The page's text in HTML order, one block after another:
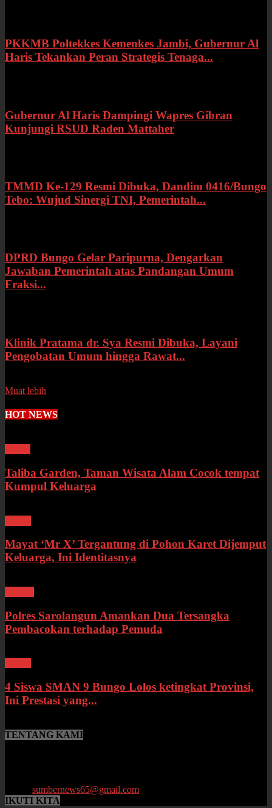
PKKMB Poltekkes Kemenkes Jambi, Gubernur Al
Haris Tekankan Peran Strategis Tenaga...
Gubernur Al Haris Dampingi Wapres Gibran
Kunjungi RSUD Raden Mattaher
TMMD Ke-129 Resmi Dibuka, Dandim 0416/Bungo
Tebo: Wujud Sinergi TNI, Pemerintah...
DPRD Bungo Gelar Paripurna, Dengarkan
Jawaban Pemerintah atas Pandangan Umum
Fraksi...
Klinik Pratama dr. Sya Resmi Dibuka, Layani
Pengobatan Umum hingga Rawat...
Muat lebih
HOT NEWS
Taliba Garden, Taman Wisata Alam Cocok tempat
Kumpul Keluarga
Mayat ‘Mr X’ Tergantung di Pohon Karet Dijemput
Keluarga, Ini Identitasnya
Polres Sarolangun Amankan Dua Tersangka
Pembacokan terhadap Pemuda
4 Siswa SMAN 9 Bungo Lolos ketingkat Provinsi,
Ini Prestasi yang...
TENTANG KAMI
sumbernews65@gmail.com
IKUTI KITA